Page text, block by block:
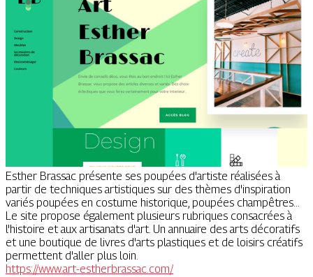
Esther Brassac présente ses poupées d'artiste réalisées à
partir de techniques artistiques sur des thèmes d'inspiration
variés poupées en costume historique, poupées champêtres...
Le site propose également plusieurs rubriques consacrées à
l'histoire et aux artisanats d'art. Un annuaire des arts décoratifs
et une boutique de livres d'arts plastiques et de loisirs créatifs
permettent d'aller plus loin.
https://www.art-estherbrassac.com/